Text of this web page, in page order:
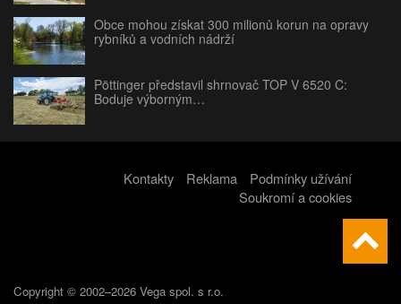
Obce mohou získat 300 milionů korun na opravy
rybníků a vodních nádrží
Pöttinger představil shrnovač TOP V 6520 C:
Boduje výborným…
Kontakty Reklama
Podmínky užívání
Soukromí a cookies
Copyright © 2002–2026 Vega spol. s r.o.